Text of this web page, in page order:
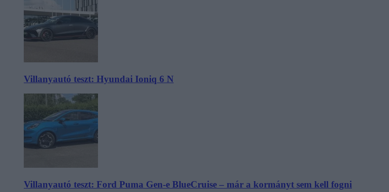
Villanyautó teszt: Hyundai Ioniq 6 N
Villanyautó teszt: Ford Puma Gen-e BlueCruise – már a kormányt sem kell fogni